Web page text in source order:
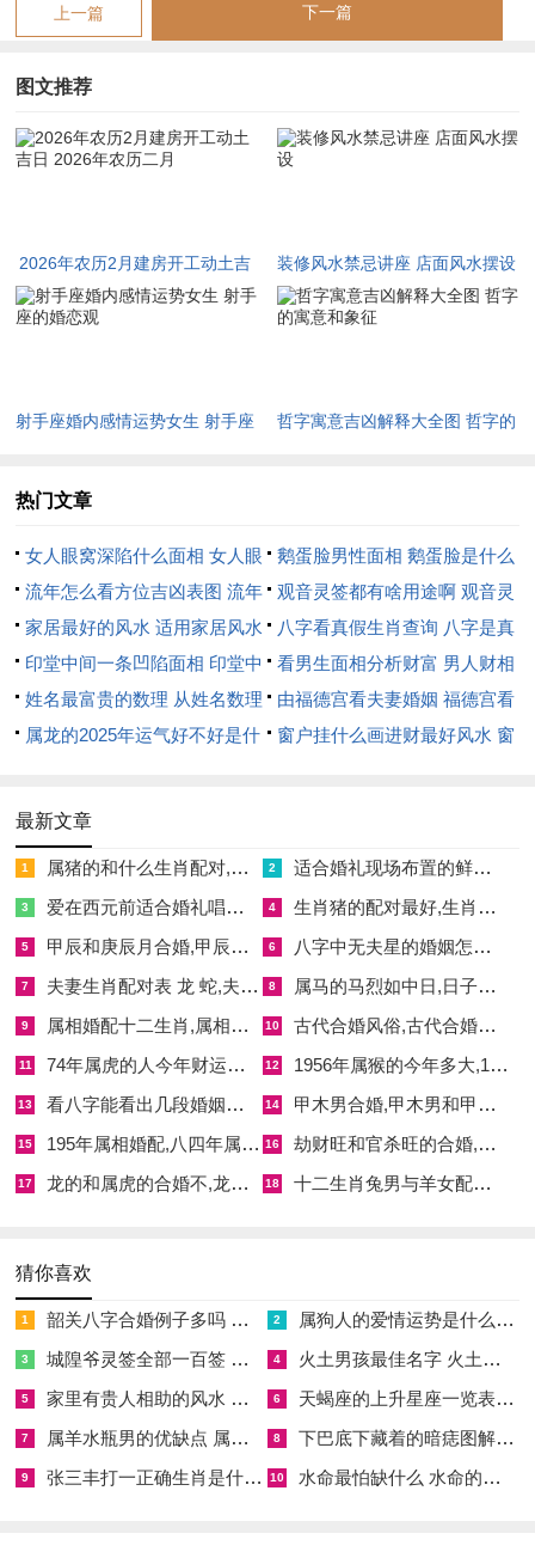
十一公历3月18日煞气凝重，若动土则健康受损，病痛缠身。刑
冲日如子午冲，农历二月十七公历3月24日逢子日，冲年支午，
主家宅不宁，姻缘多纷争。动土特殊禁忌在避太岁方午位，若犯
具体宜忌测算
历二月初八公历3月15日，成日值事，动土则家运昌隆，姻缘和
则破财损丁，健康多厄；农历二月十一公历3月18日，五黄煞
然若冲煞不避，则凶险暗伏。
丙午年火旺克金，金主事业财运，若动土日选金水相生则事业腾
达。如农历二月十二公历3月19日，开日值事，动土则职场顺
遂，官运亨通。然若逢冲煞日，如农历二月十七公历3月24日子
候，否则财运流失。
卯月木气主生发，姻缘多机遇，然火炎易致情缘浮躁。动土若选
三合日，如农历二月初六公历3月13日，天德贵人护佑，则夫妻
和睦，情感绵长。若犯刑冲，如农历二月初五公历3月12日月破
健康领域攸关
火旺之年健康易受心脑血管之疾，动土日需重水土调和。农历二
病难愈。木生火过甚，需防肝火上升，故择日当避火炎之日。
注意事项重申
日期标注公历农历对照，如公历3月10日农历二月初二。择日非
定数，需结合个人八字五行，若命主水弱则宜选水旺之日。房屋
上一篇 下一篇
图文推荐
2026年农历2月建房开工动土吉
日 2026年农历二月
装修风水禁忌讲座 店面风水摆设
射手座婚内感情运势女生 射手座
哲字寓意吉凶解释大全图 哲字的
热门文章
女人眼窝深陷什么面相 女人眼
窝深陷是短命相吗
鹅蛋脸男性面相 鹅蛋脸是什么
脸型男性
流年怎么看方位吉凶表图 流年
位置怎么看
观音灵签都有啥用途啊 观音灵
签全部签签词
家居最好的风水 适用家居风水
八字看真假生肖查询 八字是真
还是假
印堂中间一条凹陷面相 印堂中
间有条线沟好不好
看男生面相分析财富 男人财相
从哪里看
姓名最富贵的数理 从姓名数理
看富豪
由福德宫看夫妻婚姻 福德宫看
配偶生肖
属龙的2025年运气好不好是什
2025年属龙人的全年运势
窗户挂什么画进财最好风水 窗
最新文章
1 属猪的和什么生肖配对,属猪的和什么生肖配 2 适合婚礼现场布置的鲜花,适合婚礼的鲜花花语
3 爱在西元前适合婚礼唱吗,爱在西元前这首歌的魅力 4 生肖猪的配对最好,生肖猪最配的属相
5 甲辰和庚辰月合婚,甲辰和庚午合不合 6 八字中无夫星的婚姻怎么办,命里无夫星的女子是没老公吗
7 夫妻生肖配对表 龙 蛇,夫妻生肖配对表 龙虎 8 属马的马烈如中日,日子属马
9 属相婚配十二生肖,属相婚配十二生肖年龄表男羊与女 10 古代合婚风俗,古代合婚有什么讲究
11 74年属虎的人今年财运怎么样,74年属虎的人今年财运怎么样呢 12 1956年属猴的今年多大,1956年的猴今年多少岁
13 看八字能看出几段婚姻关系,八字可以看出婚姻 14 甲木男合婚,甲木男和甲木女结婚会幸福吗
15 195年属相婚配,八四年属相婚配 16 劫财旺和官杀旺的合婚,劫财太旺用官杀还是食伤
17 龙的和属虎的合婚不,龙的和属虎的合婚不合财吗 18 十二生肖兔男与羊女配对,兔男和属羊女相合吗
猜你喜欢
1 韶关八字合婚例子多吗 韶关八字测风水 2 属狗人的爱情运势是什么意思 属狗的人爱情观
3 城隍爷灵签全部一百签 城隍爷灵签解签大全 4 火土男孩最佳名字 火土属性的字男孩名字有哪些
5 家里有贵人相助的风水 家里有贵人是什么意思 6 天蝎座的上升星座一览表 天蝎座的上升星座查询
7 属羊水瓶男的优缺点 属羊水瓶座男生性格爱情观 8 下巴底下藏着的暗痣图解 下巴尖底下有痣代表什么
9 张三丰打一正确生肖是什么意思 张三丰是指什么生肖 10 水命最怕缺什么 水命的人忌什么